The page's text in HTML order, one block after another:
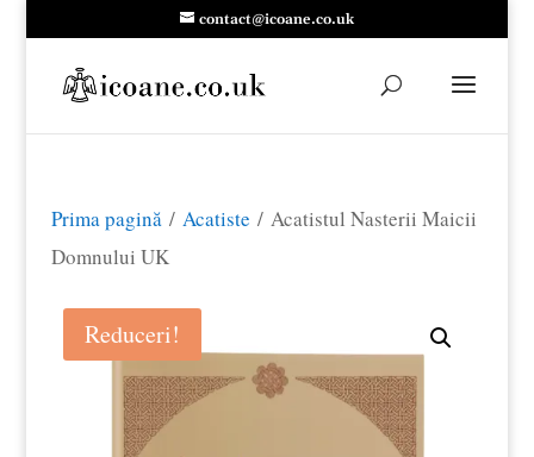
contact@icoane.co.uk
Prima pagină/ Acatiste / Acatistul Nasterii Maicii
Domnului UK
Reduceri!